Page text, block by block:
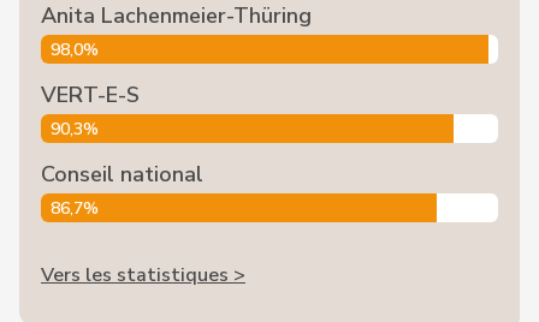
Anita Lachenmeier-Thüring
98,0%
VERT-E-S
90,3%
Conseil national
86,7%
Vers les statistiques >